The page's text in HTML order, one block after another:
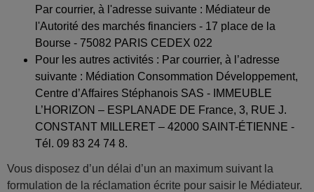
Par courrier, à l'adresse suivante : Médiateur de
l'Autorité des marchés financiers - 17 place de la
Bourse - 75082 PARIS CEDEX 022
Pour les autres activités : Par courrier, à l’adresse
suivante : Médiation Consommation Développement,
Centre d’Affaires Stéphanois SAS - IMMEUBLE
L’HORIZON – ESPLANADE DE France, 3, RUE J.
CONSTANT MILLERET – 42000 SAINT-ÉTIENNE -
Tél. 09 83 24 74 8.
Vous disposez d’un délai d’un an maximum suivant la
formulation de la réclamation écrite pour saisir le Médiateur.